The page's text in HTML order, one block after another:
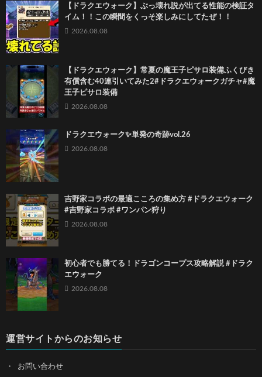
【ドラクエウォーク】ぶっ壊れ説が出てる性能の検証タ
イム！！この瞬間をくっそ楽しみにしてたぜ！！
2026.08.08
【ドラクエウォーク】常夏の魔王子ピサロ装備ふくびき
有償含む40連引いてみた2#ドラクエウォークガチャ#魔
王子ピサロ装備
2026.08.08
ドラクエウォーク✨単発の奇跡vol.26
2026.08.08
吉野家コラボの最適こころの集め方 #ドラクエウォーク
#吉野家コラボ #ワンパン狩り
2026.08.08
初心者でも勝てる！ドラゴンコープス攻略解説 #ドラク
エウォーク
2026.08.08
運営サイトからのお知らせ
お問い合わせ